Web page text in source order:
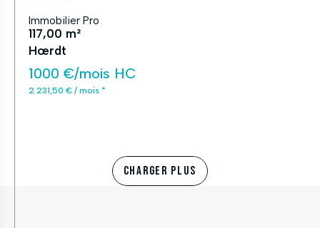
Immobilier Pro
117,00 m²
Hœrdt
1000 €/mois HC
2 231,50 € / mois *
CHARGER PLUS